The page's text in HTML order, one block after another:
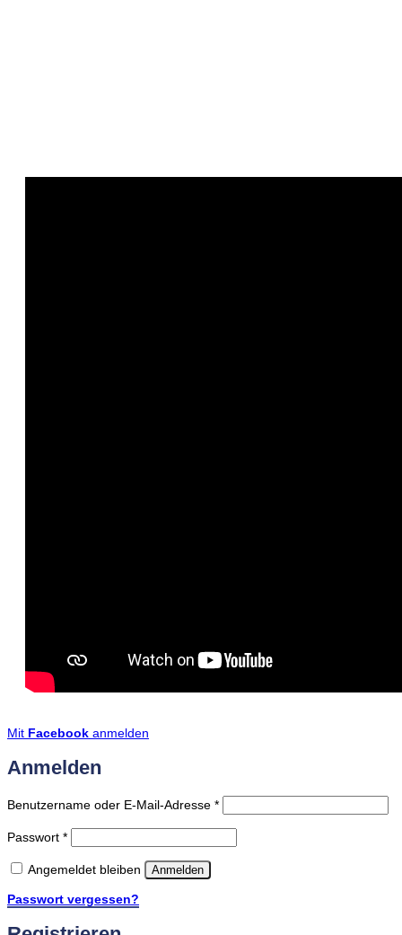
Mit Facebook anmelden
Anmelden
Benutzername oder E-Mail-Adresse *Erforderlich
Passwort *Erforderlich
Angemeldet bleiben Anmelden
Passwort vergessen?